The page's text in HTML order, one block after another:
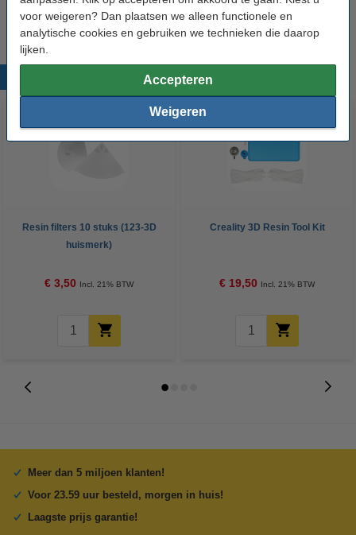
voor weigeren? Dan plaatsen we alleen functionele en
analytische cookies en gebruiken we technieken die daarop
lijken.
Accepteren
Weigeren
€ 3,50
Populaire producten
Resin filters 10 stuks (123-3D
huismerk)
€ 3,50 Incl. 21% BTW
Creality 3D Resin Tool Kit
€ 19,50 Incl. 21% BTW
Meer dan 5 miljoen klanten!
Voor 23.59 uur besteld, morgen in huis!
Laagste prijs garantie!